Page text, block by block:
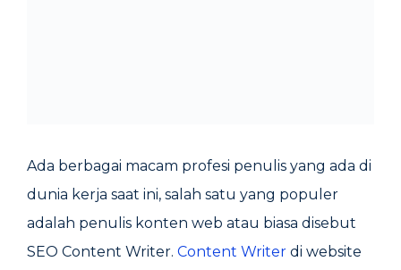
Ada berbagai macam profesi penulis yang ada di
dunia kerja saat ini, salah satu yang populer
adalah penulis konten web atau biasa disebut
SEO Content Writer. Content Writer di website